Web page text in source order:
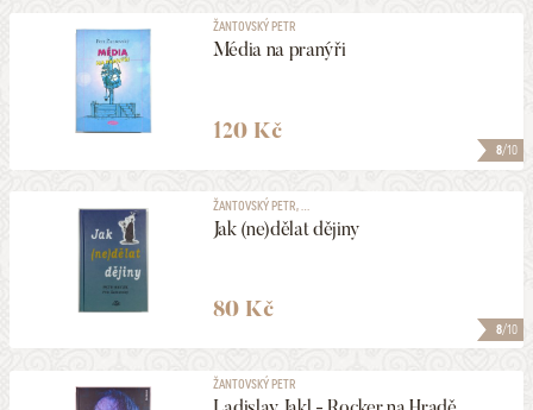
8/10
ŽANTOVSKÝ PETR
Média na pranýři
120 Kč
8/10
ŽANTOVSKÝ PETR, ...
Jak (ne)dělat dějiny
80 Kč
ŽANTOVSKÝ PETR